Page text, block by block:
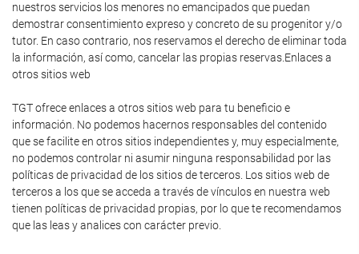
nuestros servicios los menores no emancipados que puedan
demostrar consentimiento expreso y concreto de su progenitor y/o
tutor. En caso contrario, nos reservamos el derecho de eliminar toda
la información, así como, cancelar las propias reservas.Enlaces a
otros sitios web
TGT ofrece enlaces a otros sitios web para tu beneficio e
información. No podemos hacernos responsables del contenido
que se facilite en otros sitios independientes y, muy especialmente,
no podemos controlar ni asumir ninguna responsabilidad por las
políticas de privacidad de los sitios de terceros. Los sitios web de
terceros a los que se acceda a través de vínculos en nuestra web
tienen políticas de privacidad propias, por lo que te recomendamos
que las leas y analices con carácter previo.